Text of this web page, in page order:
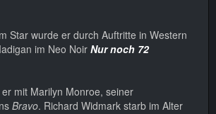
Star wurde er durch Auftritte in Western
im Neo Noir Nur noch 72
mit Marilyn Monroe, seiner
Bravo. Richard Widmark starb im Alter